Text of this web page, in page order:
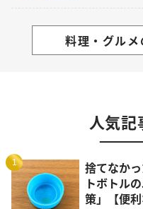
料理・グル
人気記
1
捨てなか
トボトル
策」【便利